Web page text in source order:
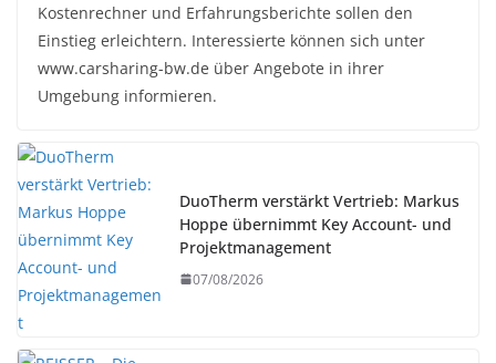
Kostenrechner und Erfahrungsberichte sollen den
Einstieg erleichtern. Interessierte können sich unter
www.carsharing-bw.de über Angebote in ihrer
Umgebung informieren.
DuoTherm verstärkt Vertrieb: Markus
Hoppe übernimmt Key Account- und
Projektmanagement
07/08/2026